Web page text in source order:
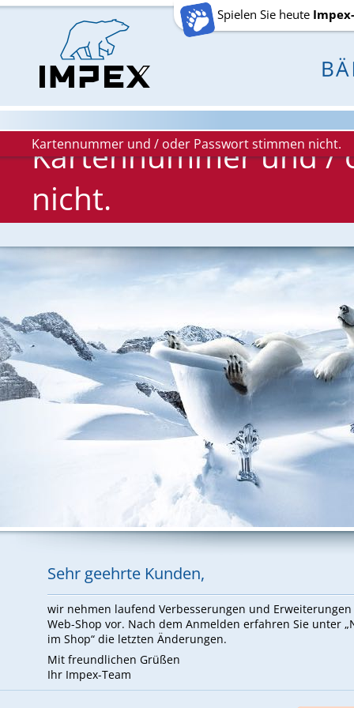
Spielen Sie heute
Kartennummer und / oder Passwort stimmen nicht.
Kartennummer und /
nicht.
Sehr ge­ehr­te Kun­den,
wir neh­men lau­fend Ver­bes­se­run­gen und Er­wei­te­run­gen
Web-Shop vor. Nach dem An­mel­den er­fah­ren Sie un­ter
im Shop“ die letz­ten Än­de­run­gen.
Mit freund­li­chen Grü­ßen
Ihr Im­pex-Team